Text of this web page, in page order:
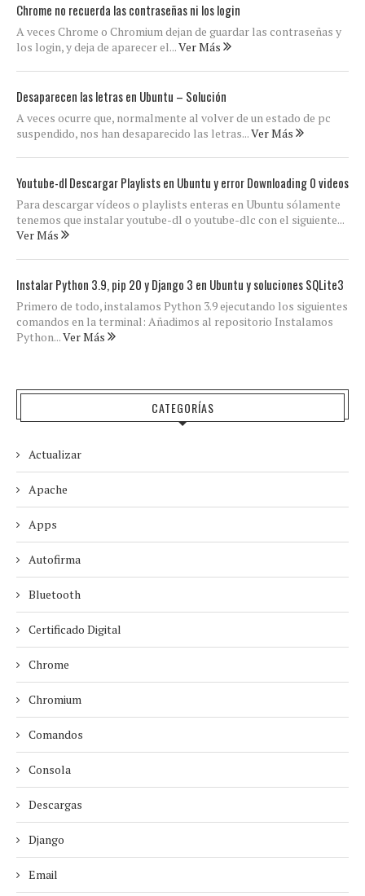
Chrome no recuerda las contraseñas ni los login
A veces Chrome o Chromium dejan de guardar las contraseñas y
los login, y deja de aparecer el...Ver Más
Desaparecen las letras en Ubuntu – Solución
A veces ocurre que, normalmente al volver de un estado de pc
suspendido, nos han desaparecido las letras...Ver Más
Youtube-dl Descargar Playlists en Ubuntu y error Downloading 0 videos
Para descargar vídeos o playlists enteras en Ubuntu sólamente
tenemos que instalar youtube-dl o youtube-dlc con el siguiente...
Ver Más
Instalar Python 3.9, pip 20 y Django 3 en Ubuntu y soluciones SQLite3
Primero de todo, instalamos Python 3.9 ejecutando los siguientes
comandos en la terminal: Añadimos al repositorio Instalamos
Python...Ver Más
CATEGORÍAS
Actualizar
Apache
Apps
Autofirma
Bluetooth
Certificado Digital
Chrome
Chromium
Comandos
Consola
Descargas
Django
Email